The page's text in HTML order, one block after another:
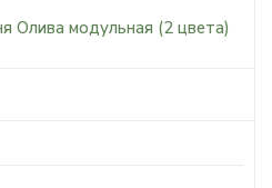
Олива модульная (2 цвета)